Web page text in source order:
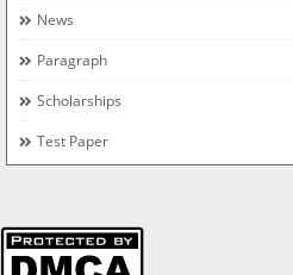
News
Paragraph
Scholarships
Test Paper